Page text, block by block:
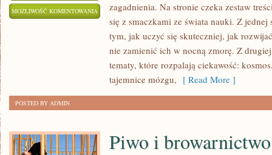
MOŻLIWOŚĆ KOMENTOWANIA GENETYKA
BIOTECHNOLOGIA
zagadnienia. Na stronie czeka zestaw
się z smaczkami ze świata nauki. Z jednej
tym, jak uczyć się skuteczniej, jak
nie zamienić ich w nocną zmorę. Z
tematy, które rozpalają ciekawość:
tajemnice mózgu, [ Read More ]
POSTED BY ADMIN
Piwo i browarnictwo